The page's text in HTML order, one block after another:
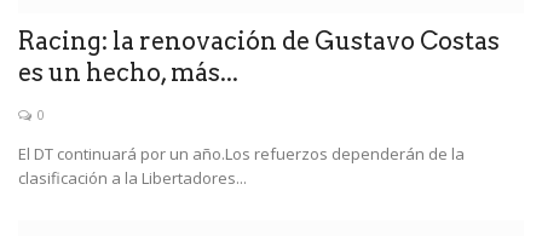
Racing: la renovación de Gustavo Costas
es un hecho, más...
0
El DT continuará por un año.Los refuerzos dependerán de la
clasificación a la Libertadores...